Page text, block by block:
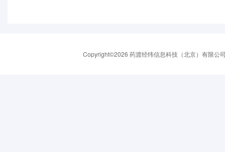
Copyright©2026 药渡经纬信息科技（北京）有限公